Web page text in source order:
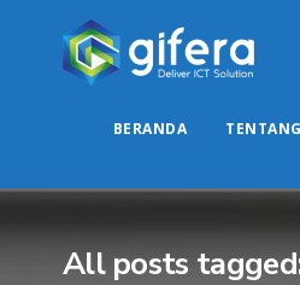
BERANDA
All posts